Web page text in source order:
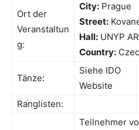
Ort der
Veranstaltun
g:
City: Prague
Street:
Hall: UNYP
Country:
Tänze:
Siehe IDO
Website
Ranglisten:
Teilnehmer